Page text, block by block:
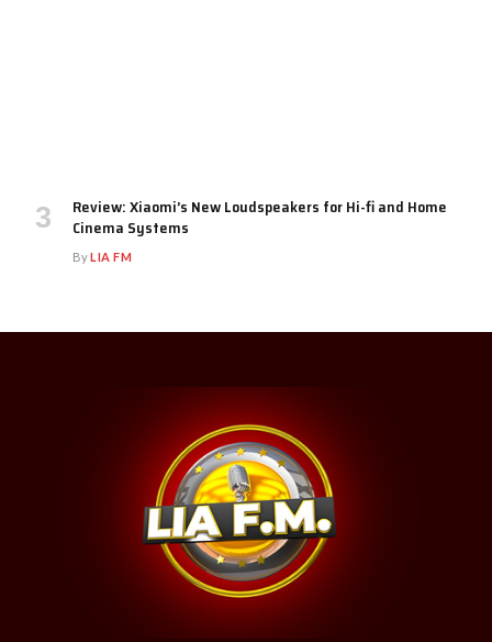
Review: Xiaomi’s New Loudspeakers for Hi-fi and Home
Cinema Systems
ByLIA FM